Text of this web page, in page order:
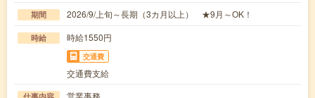
期間 2026/9/上旬～長期（3カ月以上） ★9月～OK！
時給 時給1550円
交通費
交通費支給
営業事務